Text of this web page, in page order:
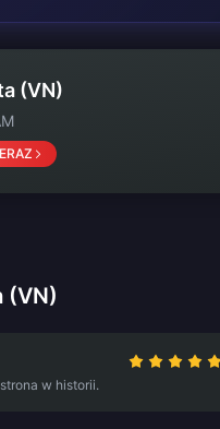
(VN)
(VN)
w historii.